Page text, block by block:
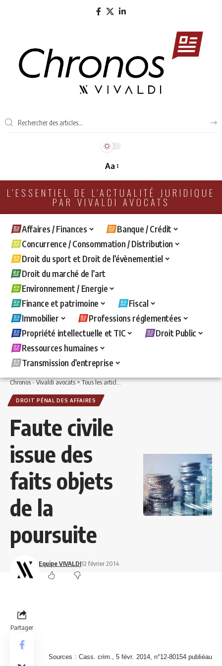
Aa
L'ESSENTIEL DE L'ACTUALITÉ JURIDIQUE
PAR VIVALDI AVOCATS
Affaires / Finances
Banque / Crédit
Concurrence / Consommation / Distribution
Droit du sport et Droit de l’évènementiel
Droit du marché de l’art
Environnement / Energie
Finance et patrimoine
Fiscal
Immobilier
Professions réglementées
Propriété intellectuelle et TIC
Droit Public
Ressources humaines
Transmission d’entreprise
Chronos - Vivaldi avocats>Tous les articles >Affaires / Finances>Droit pénal
DROIT PÉNAL DES AFFAIRES
Faute civile
issue des
faits objets
de la
poursuite
Equipe VIVALDI12 février 2014
Partager
Sources : Cass. crim., 5 févr. 2014, n°12-80154 publiéau